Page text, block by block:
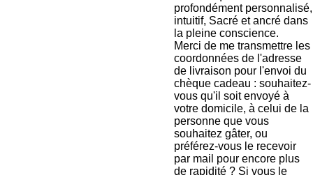
profondément personnalisé,
intuitif, Sacré et ancré dans
la pleine conscience.
Merci de me transmettre les
coordonnées de l'adresse
de livraison pour l'envoi du
chèque cadeau : souhaitez-
vous qu'il soit envoyé à
votre domicile, à celui de la
personne que vous
souhaitez gâter, ou
préférez-vous le recevoir
par mail pour encore plus
de rapidité ? Si vous le